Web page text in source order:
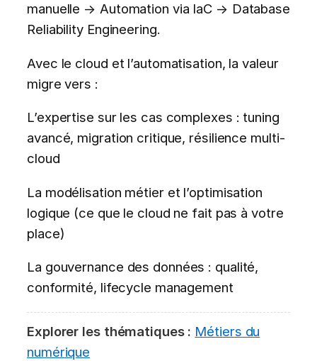
manuelle → Automation via IaC → Database
Reliability Engineering.
Avec le cloud et l’automatisation, la valeur
migre vers :
L’expertise sur les cas complexes : tuning
avancé, migration critique, résilience multi-
cloud
La modélisation métier et l’optimisation
logique (ce que le cloud ne fait pas à votre
place)
La gouvernance des données : qualité,
conformité, lifecycle management
Explorer les thématiques : Métiers du
numérique